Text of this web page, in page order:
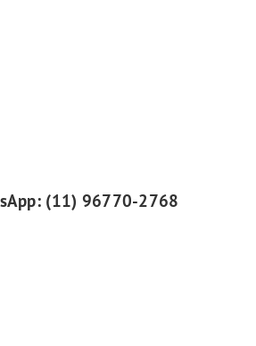
(11) 96770-2768